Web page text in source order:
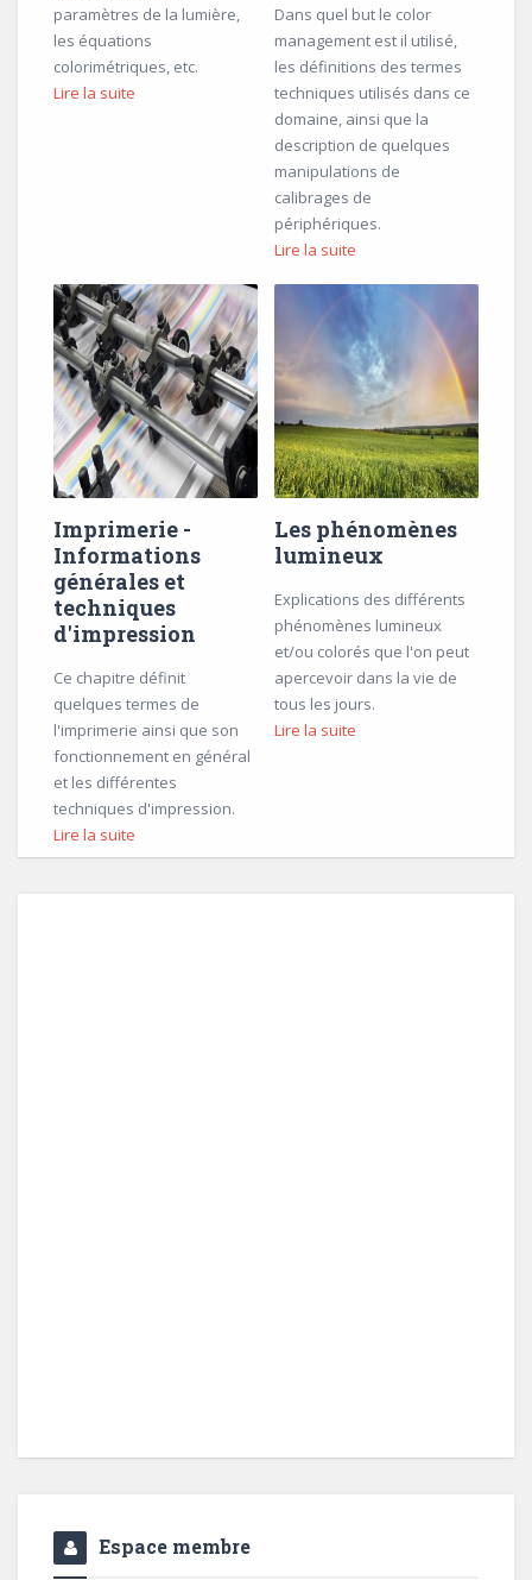
paramètres de la lumière,
les équations
colorimétriques, etc.
Lire la suite
Dans quel but le color
management est il utilisé,
les définitions des termes
techniques utilisés dans ce
domaine, ainsi que la
description de quelques
manipulations de
calibrages de
périphériques.
Lire la suite
Imprimerie -
Informations
générales et
techniques
d'impression
Ce chapitre définit
quelques termes de
l'imprimerie ainsi que son
fonctionnement en général
et les différentes
techniques d'impression.
Lire la suite
Les phénomènes
lumineux
Explications des différents
phénomènes lumineux
et/ou colorés que l'on peut
apercevoir dans la vie de
tous les jours.
Lire la suite
Espace membre